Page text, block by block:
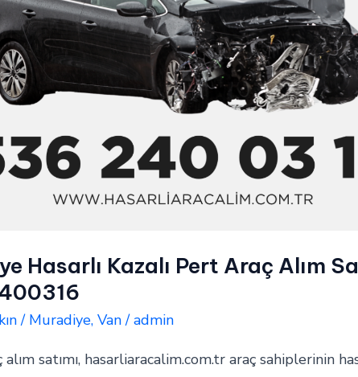
Hasarlı Kazalı Pert Araç Alım
/ Muradiye,Van/admin
alım satımı, hasarliaracalim.com.tr araç sahiplerinin